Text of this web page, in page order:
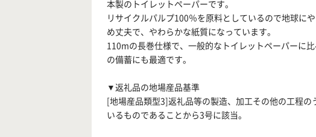
本製のトイレットペーパーです。
リサイクルパルプ100％を原料としているので地球に
め丈夫で、やわらかな紙質になっています。
110mの長巻仕様で、一般的なトイレットペーパーに
の備蓄にも最適です。
▼返礼品の地場産品基準
[地場産品類型3]返礼品等の製造、加工その他の工程
いるものであることから3号に該当。